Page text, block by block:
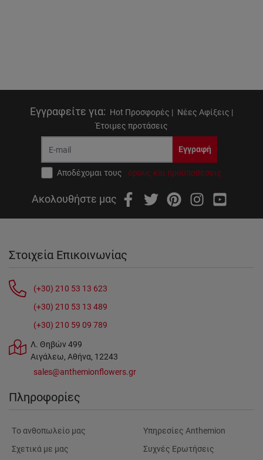
Εγγραφείτε για: Hot Προσφορές | Νέες Αφίξεις |
Έτοιμες προτάσεις
Εγγραφή
Αποδέχομαι τους όρους και προϋποθέσεις
Ακολουθήστε μας
Στοιχεία Επικοινωνίας
(+30) 210 53 13 623
(+30) 210 53 13 489
(+30) 210 59 09 789
Λ. Θηβών 499
Αιγάλεω, Αθήνα, 12243
sales@anthemionflowers.gr
Πληροφορίες
Tο ανθοπωλείο μας
Σχετικά με μας
Υπηρεσίες Anthemion
Συχνές Ερωτήσεις